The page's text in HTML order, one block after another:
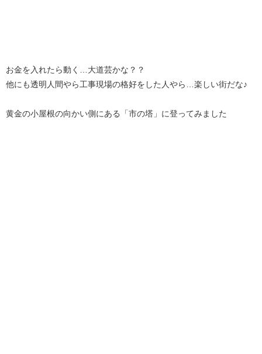
お金を入れたら動く…大道芸かな？？
他にも透明人間やら工事現場の格好をした人やら…楽しい街だな♪
黄金の小屋根の向かい側にある「市の塔」に登ってみました